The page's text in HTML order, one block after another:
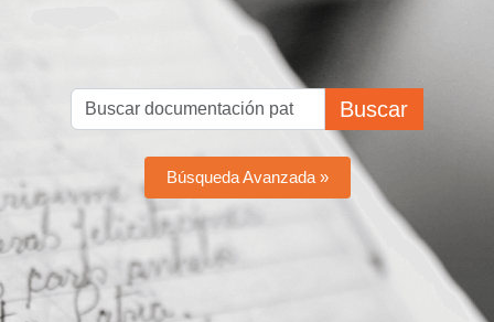
Buscar
Búsqueda Avanzada »